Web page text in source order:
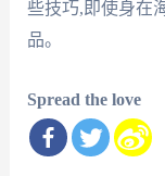
些技巧,即使身在
品。
Spread the love